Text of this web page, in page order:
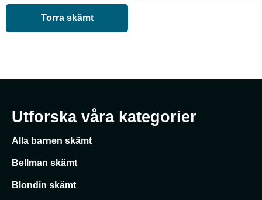
Torra skämt
Utforska våra kategorier
Alla barnen skämt
Bellman skämt
Blondin skämt